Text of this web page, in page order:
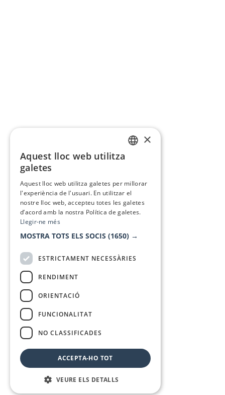
×
Aquest lloc web utilitza
galetes
Aquest lloc web utilitza galetes per millorar
l'experiència de l'usuari. En utilitzar el
nostre lloc web, accepteu totes les galetes
d’acord amb la nostra Política de galetes.
Llegir-ne més
MOSTRA TOTS ELS SOCIS (1650) →
ESTRICTAMENT NECESSÀRIES
RENDIMENT
ORIENTACIÓ
FUNCIONALITAT
NO CLASSIFICADES
ACCEPTA-HO TOT
VEURE ELS DETALLS